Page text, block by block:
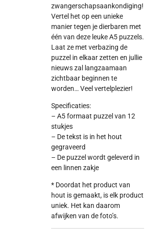
zwangerschapsaankondiging!
Vertel het op een unieke
manier tegen je dierbaren met
één van deze leuke A5 puzzels.
Laat ze met verbazing de
puzzel in elkaar zetten en jullie
nieuws zal langzaamaan
zichtbaar beginnen te
worden… Veel vertelplezier!
Specificaties:
– A5 formaat puzzel van 12
stukjes
– De tekst is in het hout
gegraveerd
– De puzzel wordt geleverd in
een linnen zakje
* Doordat het product van
hout is gemaakt, is elk product
uniek. Het kan daarom
afwijken van de foto’s.